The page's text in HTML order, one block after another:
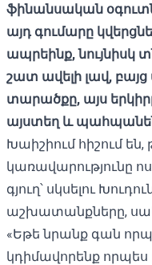
ֆինանսական
այդ գումարը
ապրեինք,նույնիսկ
շատ ավելի լավ, բայց
տարածքը, այս
այստեղ և
Խաիշիում հիշում
կառավարությունը
գյուղ՝ սկսելու
աշխատանքները,
«Եթե նրանք գան
կդիմավորենք որպես